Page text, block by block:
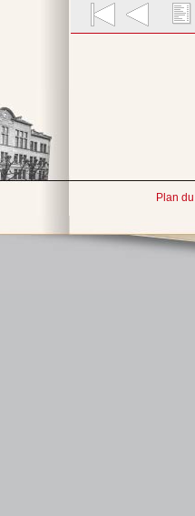
Plan